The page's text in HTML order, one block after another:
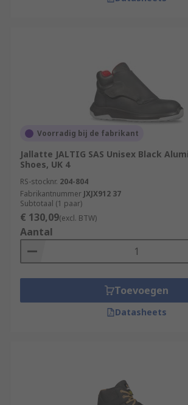
Voorradig bij de fabrikant
Jallatte JALTIG SAS Unisex Black
Shoes, UK 4
RS-stocknr. 204-804
Fabrikantnummer JXJX912 37
Subtotaal (1 paar)
€ 130,09(excl. BTW)
Aantal
Toevoegen
Datasheets